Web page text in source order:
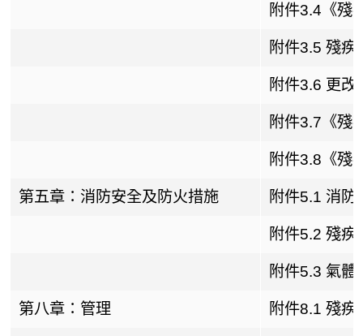
附件3.4《殘
附件3.5 殘疾
附件3.6 更改
附件3.7《殘
附件3.8《殘
第五章：消防安全及防火措施 附件5.1 消防
附件5.2 殘疾
附件5.3 氣體
第八章：管理 附件8.1 殘疾